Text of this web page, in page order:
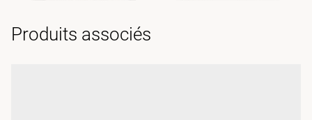
Produits associés